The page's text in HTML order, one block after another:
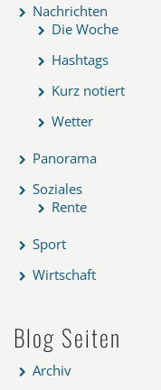
Nachrichten
Die Woche
Hashtags
Kurz notiert
Wetter
Panorama
Soziales
Rente
Sport
Wirtschaft
Blog Seiten
Archiv